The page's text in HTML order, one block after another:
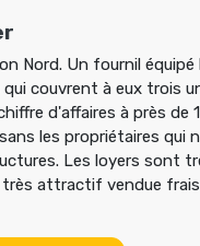
Nord. Un fournil équipé
couvrent à eux trois
d'affaires à près de
les propriétaires qui
Les loyers sont
attractif vendue